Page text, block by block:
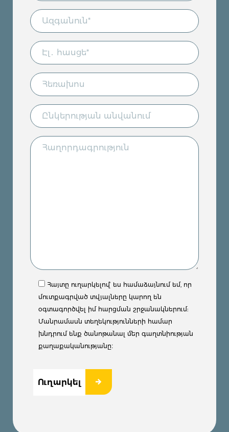
Հայտը ուղարկելով՝ ես համաձայնում եմ, որ
մուտքագրված տվյալները կարող են
օգտագործվել իմ հարցման շրջանակներում:
Մանրամասն տեղեկությունների համար
խնդրում ենք ծանոթանալ մեր գաղտնիության
քաղաքականությանը։
Ուղարկել